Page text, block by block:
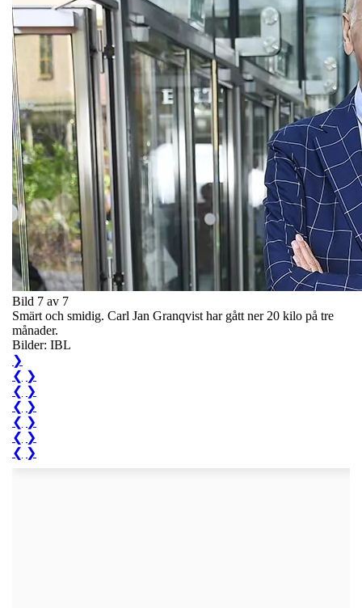
Bild 7 av 7
Smärt och smidig. Carl Jan Granqvist har gått ner 20 kilo på tre
månader.
Bilder: IBL
❯
❮ ❯
❮ ❯
❮ ❯
❮ ❯
❮ ❯
❮ ❯